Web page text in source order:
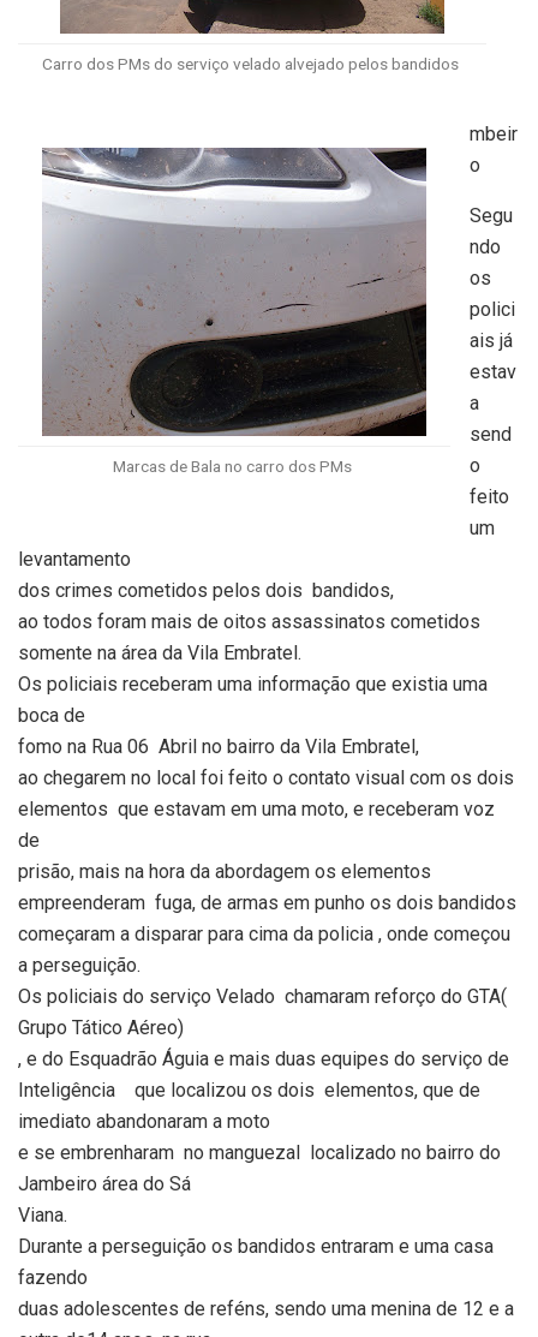
Carro dos PMs do serviço velado alvejado pelos bandidos
Marcas de Bala no carro dos PMs
mbeir
o
Segu
ndo
os
polici
ais já
estav
a
send
o
feito
um
levantamento
dos crimes cometidos pelos dois bandidos,
ao todos foram mais de oitos assassinatos cometidos
somente na área da Vila Embratel.
Os policiais receberam uma informação que existia uma
boca de
fomo na Rua 06 Abril no bairro da Vila Embratel,
ao chegarem no local foi feito o contato visual com os dois
elementos que estavam em uma moto, e receberam voz
de
prisão, mais na hora da abordagem os elementos
empreenderam fuga, de armas em punho os dois bandidos
começaram a disparar para cima da policia , onde começou
a perseguição.
Os policiais do serviço Velado chamaram reforço do GTA(
Grupo Tático Aéreo)
, e do Esquadrão Águia e mais duas equipes do serviço de
Inteligência que localizou os dois elementos, que de
imediato abandonaram a moto
e se embrenharam no manguezal localizado no bairro do
Jambeiro área do Sá
Viana.
Durante a perseguição os bandidos entraram e uma casa
fazendo
duas adolescentes de reféns, sendo uma menina de 12 e a